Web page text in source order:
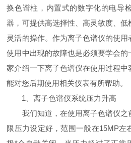
换色谱柱，内置式的数字化的电导
器，可提供高选择性、高灵敏度、
灵活的操作。作为离子色谱仪的使
使用中出现的故障也是必须要学会
家介绍一下离子色谱仪在使用过程
能对您后期使用相关仪表有所帮助。
1、离子色谱仪系统压力升高
我们知道，在使用离子色谱仪之
限压力设定好，范围一般在15MP左